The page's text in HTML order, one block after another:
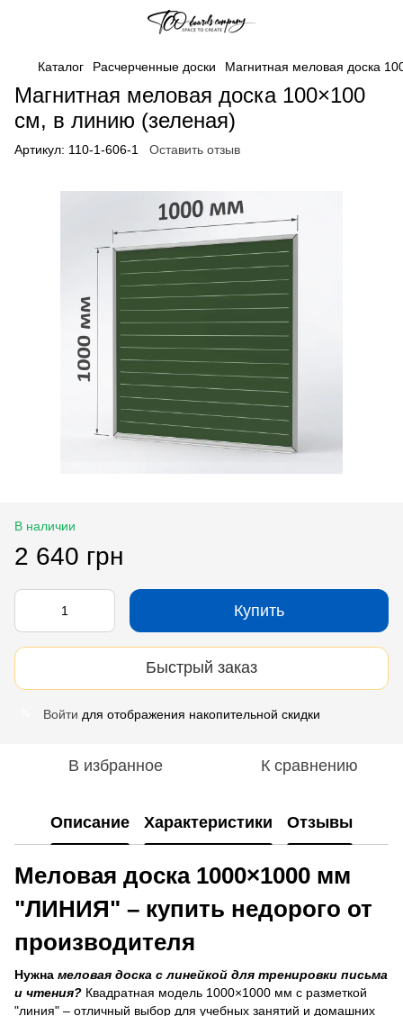
Каталог Расчерченные доски Магнитная меловая доска
Магнитная меловая доска 100×100
см, в линию (зеленая)
Артикул: 110-1-606-1 Оставить отзыв
В наличии
2 640 грн
Купить
Быстрый заказ
Войти для отображения накопительной скидки
В избранное К сравнению
Описание Характеристики Отзывы
Меловая доска 1000×1000 мм
"ЛИНИЯ" – купить недорого от
производителя
Нужна меловая доска с линейкой для тренировки письма
и чтения? Квадратная модель 1000×1000 мм с разметкой
"линия" – отличный выбор для учебных занятий и домашних